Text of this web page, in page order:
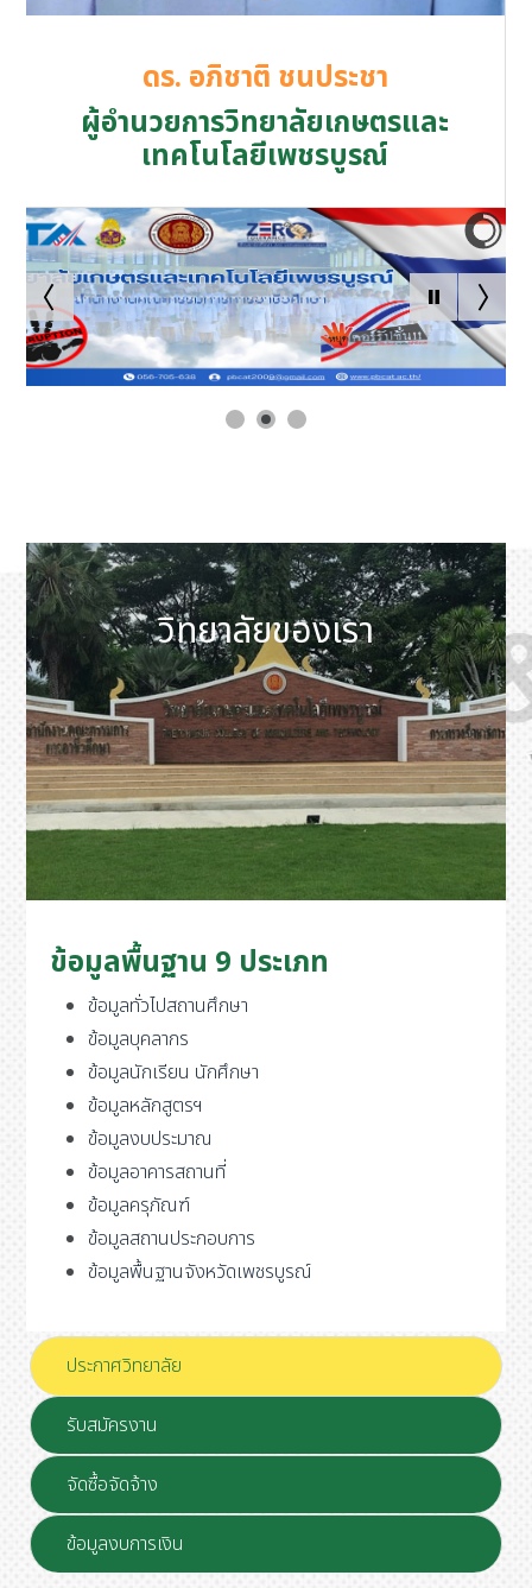
ดร. อภิชาติ ชนประชา
ผู้อำนวยการวิทยาลัยเกษตรและ
เทคโนโลยีเพชรบูรณ์
วิทยาลัยของเรา
ข้อมูลพื้นฐาน 9 ประเภท
ข้อมูลทั่วไปสถานศึกษา
ข้อมูลบุคลากร
ข้อมูลนักเรียน นักศึกษา
ข้อมูลหลักสูตรฯ
ข้อมูลงบประมาณ
ข้อมูลอาคารสถานที่
ข้อมูลครุภัณฑ์
ข้อมูลสถานประกอบการ
ข้อมูลพื้นฐานจังหวัดเพชรบูรณ์
ประกาศวิทยาลัย
รับสมัครงาน
จัดซื้อจัดจ้าง
ข้อมูลงบการเงิน